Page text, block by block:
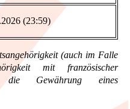
(23:59)
(auch im Falle
mit französischer
die Gewährung eines